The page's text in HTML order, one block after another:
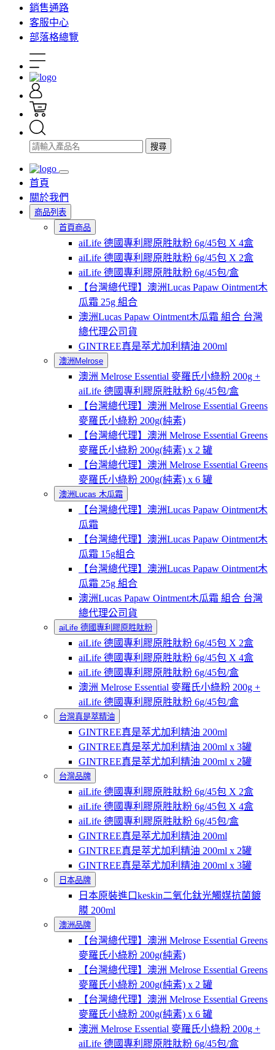
銷售通路
客服中心
部落格總覽
搜尋
首頁
關於我們
商品列表
首頁商品
aiLife 德國專利膠原胜肽粉 6g/45包 X 4盒
aiLife 德國專利膠原胜肽粉 6g/45包 X 2盒
aiLife 德國專利膠原胜肽粉 6g/45包/盒
【台灣總代理】澳洲Lucas Papaw Ointment木
瓜霜 25g 組合
澳洲Lucas Papaw Ointment木瓜霜 組合 台灣
總代理公司貨
GINTREE真是萃尤加利精油 200ml
澳洲Melrose
澳洲 Melrose Essential 麥羅氏小綠粉 200g +
aiLife 德國專利膠原胜肽粉 6g/45包/盒
【台灣總代理】澳洲 Melrose Essential Greens
麥羅氏小綠粉 200g(純素)
【台灣總代理】澳洲 Melrose Essential Greens
麥羅氏小綠粉 200g(純素) x 2 罐
【台灣總代理】澳洲 Melrose Essential Greens
麥羅氏小綠粉 200g(純素) x 6 罐
澳洲Lucas 木瓜霜
【台灣總代理】澳洲Lucas Papaw Ointment木
瓜霜
【台灣總代理】澳洲Lucas Papaw Ointment木
瓜霜 15g組合
【台灣總代理】澳洲Lucas Papaw Ointment木
瓜霜 25g 組合
澳洲Lucas Papaw Ointment木瓜霜 組合 台灣
總代理公司貨
aiLife 德國專利膠原胜肽粉
aiLife 德國專利膠原胜肽粉 6g/45包 X 2盒
aiLife 德國專利膠原胜肽粉 6g/45包 X 4盒
aiLife 德國專利膠原胜肽粉 6g/45包/盒
澳洲 Melrose Essential 麥羅氏小綠粉 200g +
aiLife 德國專利膠原胜肽粉 6g/45包/盒
台灣真是萃精油
GINTREE真是萃尤加利精油 200ml
GINTREE真是萃尤加利精油 200ml x 3罐
GINTREE真是萃尤加利精油 200ml x 2罐
台灣品牌
aiLife 德國專利膠原胜肽粉 6g/45包 X 2盒
aiLife 德國專利膠原胜肽粉 6g/45包 X 4盒
aiLife 德國專利膠原胜肽粉 6g/45包/盒
GINTREE真是萃尤加利精油 200ml
GINTREE真是萃尤加利精油 200ml x 2罐
GINTREE真是萃尤加利精油 200ml x 3罐
日本品牌
日本原裝進口keskin二氧化鈦光觸媒抗菌鍍
膜 200ml
澳洲品牌
【台灣總代理】澳洲 Melrose Essential Greens
麥羅氏小綠粉 200g(純素)
【台灣總代理】澳洲 Melrose Essential Greens
麥羅氏小綠粉 200g(純素) x 2 罐
【台灣總代理】澳洲 Melrose Essential Greens
麥羅氏小綠粉 200g(純素) x 6 罐
澳洲 Melrose Essential 麥羅氏小綠粉 200g +
aiLife 德國專利膠原胜肽粉 6g/45包/盒